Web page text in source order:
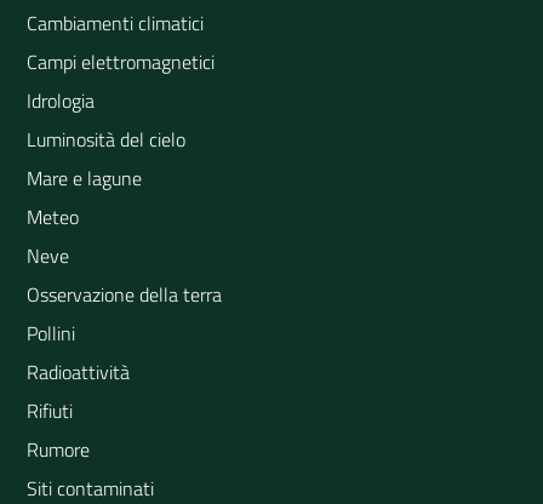
Cambiamenti climatici
Campi elettromagnetici
Idrologia
Luminosità del cielo
Mare e lagune
Meteo
Neve
Osservazione della terra
Pollini
Radioattività
Rifiuti
Rumore
Siti contaminati